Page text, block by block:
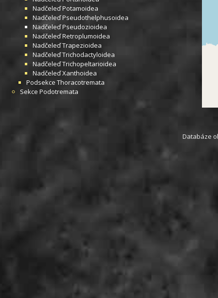
NadčeleďPotamoidea
NadčeleďPseudothelphusoidea
NadčeleďPseudozioidea
NadčeleďRetroplumoidea
NadčeleďTrapezioidea
NadčeleďTrichodactyloidea
NadčeleďTrichopeltarioidea
NadčeleďXanthoidea
Podsekce Thoracotremata
Sekce Podotremata
Databáze